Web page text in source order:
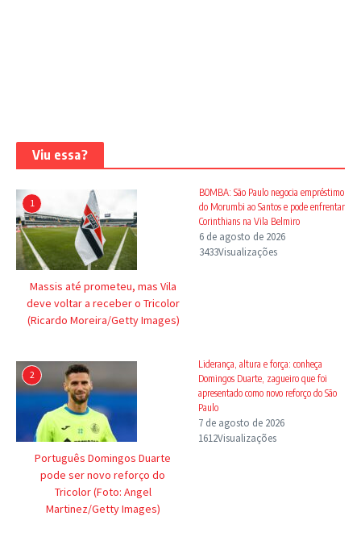
Viu essa?
1
Massis até prometeu, mas Vila
deve voltar a receber o Tricolor
(Ricardo Moreira/Getty Images)
BOMBA: São Paulo negocia empréstimo
do Morumbi ao Santos e pode enfrentar
Corinthians na Vila Belmiro
6 de agosto de 2026
3433Visualizações
2
Português Domingos Duarte
pode ser novo reforço do
Tricolor (Foto: Angel
Martinez/Getty Images)
Liderança, altura e força: conheça
Domingos Duarte, zagueiro que foi
apresentado como novo reforço do São
Paulo
7 de agosto de 2026
1612Visualizações